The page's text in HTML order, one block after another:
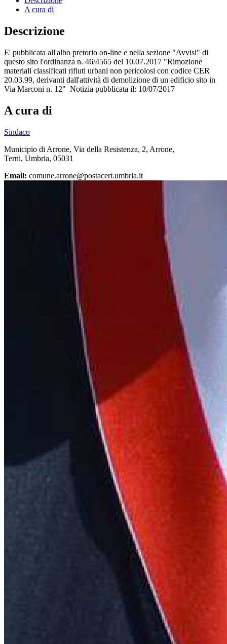
A cura di
Descrizione
E' pubblicata all'albo pretorio on-line e nella sezione "Avvisi" di
questo sito l'ordinanza n. 46/4565 del 10.07.2017 "Rimozione
materiali classificati rifiuti urbani non pericolosi con codice CER
20.03.99, derivanti dall'attività di demolizione di un edificio sito in
Via Marconi n. 12" Notizia pubblicata il: 10/07/2017
A cura di
Sindaco
Municipio di Arrone, Via della Resistenza, 2, Arrone,
Terni, Umbria, 05031
Email: comune.arrone@postacert.umbria.it